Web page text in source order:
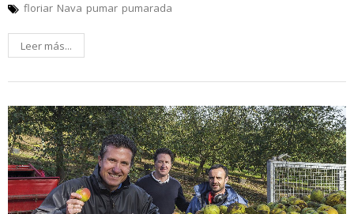
floriar Nava pumar pumarada
Leer más...